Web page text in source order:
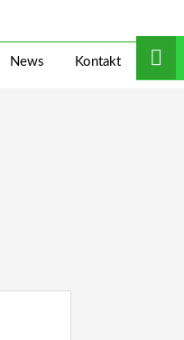
News Kontakt